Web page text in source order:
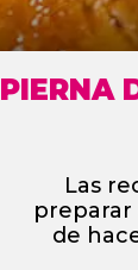
PIERNA
Las
preparar
de